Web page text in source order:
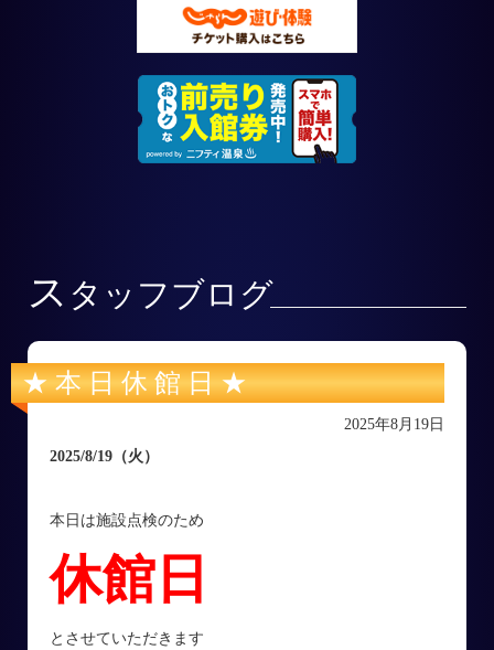
ス タッフブログ
★ 本 日 休 館 日 ★
2025年8月19日
2025/8/19 （火 ）
本日は施設点検のため
休館日
とさせていただきます